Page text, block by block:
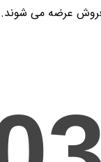
عرضه می شوند.